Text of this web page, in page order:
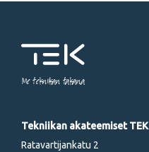
Me tekniikan takana
Tekniikan akateemiset TEK
Ratavartijankatu 2